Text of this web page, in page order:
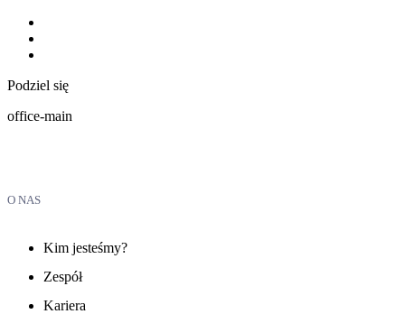
Podziel się
office-main
O NAS
Kim jesteśmy?
Zespół
Kariera